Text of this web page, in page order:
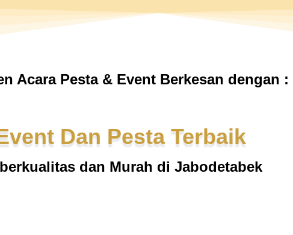
Acara Pesta & Event Berkesan dengan :
Dan Pesta Terbaik
dan Murah di Jabodetabek